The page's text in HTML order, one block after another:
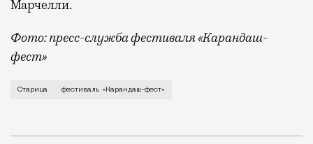
Марчелли.
Фото: пресс-служба фестиваля «Карандаш-
фест»
В минувший уикенд маленькая Старица в
Старица фестиваль «Карандаш-фест»